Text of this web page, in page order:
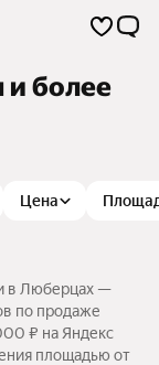
и более
Цена
в Люберцах —
по продаже
₽ на Яндекс
площадью от